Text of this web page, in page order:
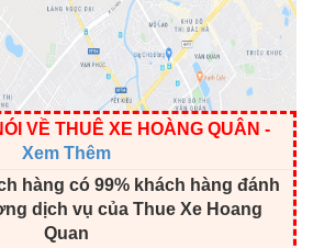
VỀ THUÊ XE HOÀNG QUÂN -
Xem Thêm
hàng có 99% khách hàng đánh
dịch vụ của Thue Xe Hoang
Quan